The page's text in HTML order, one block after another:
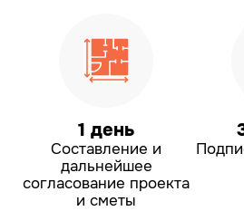
1 день
Составление и
дальнейшее
согласование проекта
и сметы